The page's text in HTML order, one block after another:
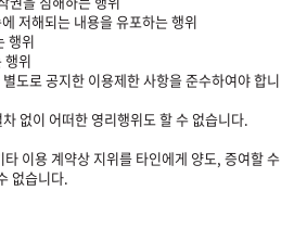
저해되는 내용을 유포하는 행위
행위
행위
도로 공지한 이용제한 사항을 준수하여야 합니
없이 어떠한 영리행위도 할 수 없습니다.
이용 계약상 지위를 타인에게 양도, 증여할 수
없습니다.